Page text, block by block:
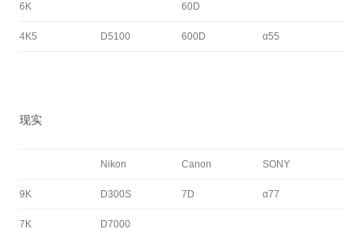
6K 60D
4K5 D5100 600D α55
现实
Nikon Canon SONY
9K D300S 7D α77
7K D7000